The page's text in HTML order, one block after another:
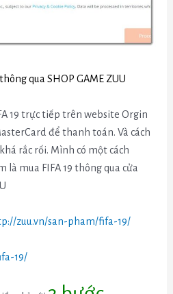
qua SHOP GAME ZUU
19 trực tiếp trên website Orgin
để thanh toán. Và cách
rắc rối. Mình có một cách
mua FIFA 19 thông qua cửa
zuu.vn/san-pham/fifa-19/
19/